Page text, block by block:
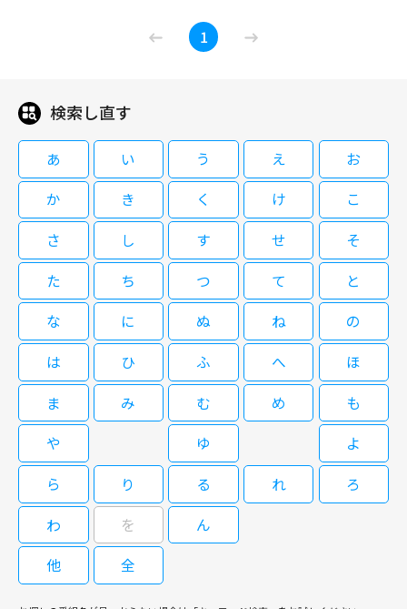
追憶（２０１７）
08/14(金)11:00～12:45
岡田准一、小栗旬など人気俳優陣豪華共演のヒューマンサスペンス。ある殺
人事件をきっかけに、２５年ぶりに再会した幼なじみ３人の運命の歯車が動
きだす。監督は降旗康男。
閉じる
1
検索し直す
あ い う え
お
か
き く け
こ
さ
し す せ
そ
た
ち つ て
と
な
に ぬ ね
の
は
ひ ふ へ
ほ
ま
み む め
も
や
ゆ
よ
ら
り る れ
ろ
わ
を
ん
他
全